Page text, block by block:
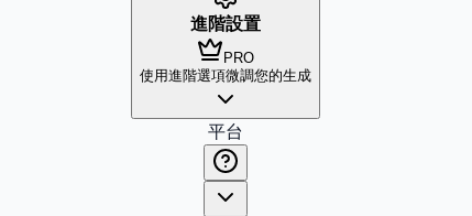
進階設置
PRO
使用進階選項微調您的生成
平台